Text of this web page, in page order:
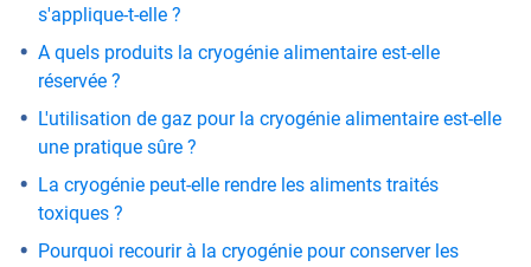
s'applique-t-elle ?
A quels produits la cryogénie alimentaire est-elle
réservée ?
L'utilisation de gaz pour la cryogénie alimentaire est-elle
une pratique sûre ?
La cryogénie peut-elle rendre les aliments traités
toxiques ?
Pourquoi recourir à la cryogénie pour conserver les